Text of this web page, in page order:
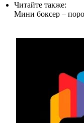
Читайте также:
Мини боксер –